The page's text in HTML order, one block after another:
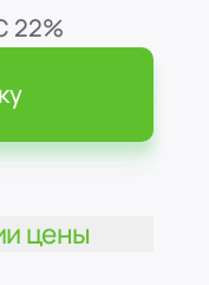
22%
цены